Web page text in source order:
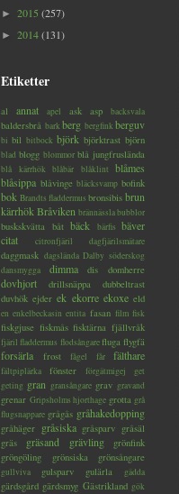
► 2015 (257)
► 2014(131)
Etiketter
al annat apel ask asp backsvala
baldersbrå barkberg bergfinkberguv
bi bil bitbock björk björktrast björn
blad blogg blommor blå jungfruslända
blå kärrhök blåbär blåklint
blåmes
blåsippa blåvinge bläcksvamp bofink
bok Brandts fladdermus bronsibis brun
kärrhökBråviken brännässlabubblor
buskskvätta båt bäck bärfis bäver
citat
citronfjäril dagfjärilsmätare
daggmask dagslända Dalby söderskog
dansmygga
dimma dis domherre
dovhjort drillsnäppa
dubbeltrast
duvhök ejder ek ekorre ekoxe eld
en enkelbeckasin entita fasan film fisk
fiskgjuse fiskmås fisktärna fjällvråk
fjäril fladdermus flodsångarefluga flygfä
forsärla frost fågel får fälthare
fältpiplärka fönster förgätmigej
get
geting gran gransångare grav gravand
grenar Gripsholms hjorthage grotta grå
flugsnappare grågås gråhakedopping
gråhäger gråsiska gråsparv gråsäl
gräs
gräsand grävling
grönfink
gröngöling
grönsiska grönsångare
gullviva gulsparv gulärla gädda
gärdsgård gärdsmyg Gästrikland gök